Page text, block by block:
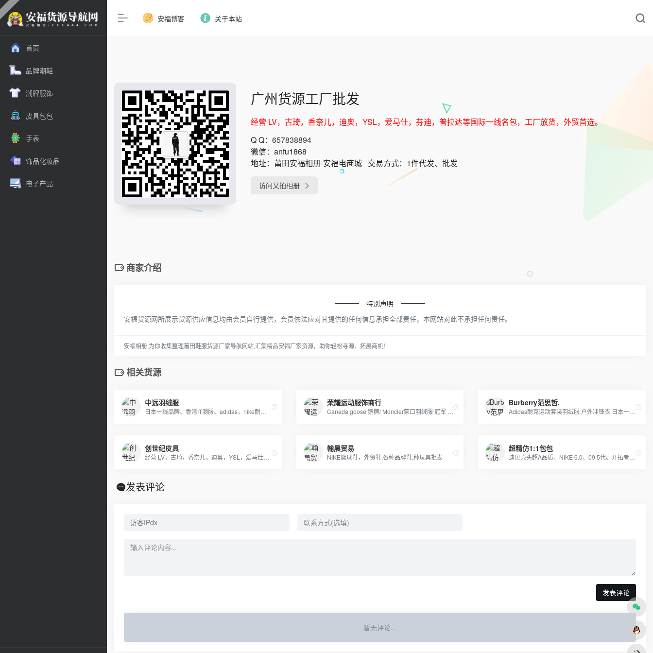
首页
品牌潮鞋
潮牌服饰
皮具包包
手表
饰品化妆品
电子产品
安福博客 关于本站
广州货源工厂批发
经营 LV，古琦，香奈儿，迪奥，YSL，爱马仕，芬迪，普拉达等国际一线名包，工厂放货，外贸首选。
Q Q： 657838894
微信： anfu1868
地址： 莆田安福相册-安福电商城 交易方式： 1件代发、批发
访问又拍相册
商家介绍
特别声明
安福货源网所展示货源供应信息均由会员自行提供，会员依法应对其提供的任何信息承担全部责任，本网站对此不承担任何责任。
安福相册,为你收集整理莆田鞋服货源厂家导航网站,汇集精品安福厂家资源，助你轻松寻源、拓展商机！
相关货源
中远羽绒服 荣耀运动服饰商行 Burberry范思哲.
创世纪皮具 翰晨贸易
NIKE篮球鞋，外贸鞋,各种品牌鞋,种玩具批发
超精仿1:1包包
发表评论
发表评论
暂无评论...